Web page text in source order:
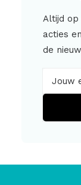
Altijd op
acties
de